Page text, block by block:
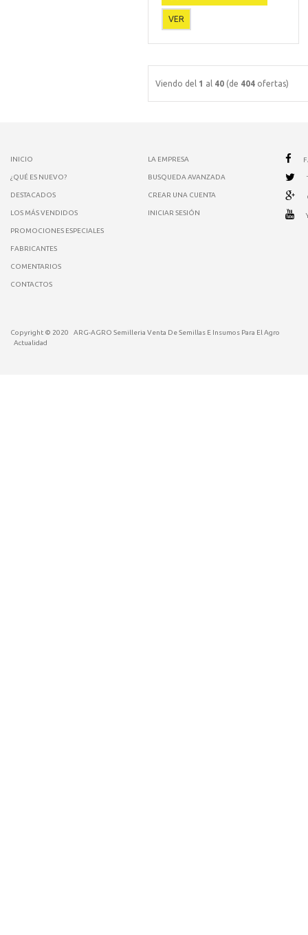
VER
Viendo del 1 al 40 (de 404 ofertas)
INICIO
¿QUÉ ES NUEVO?
DESTACADOS
LOS MÁS VENDIDOS
PROMOCIONES ESPECIALES
FABRICANTES
COMENTARIOS
CONTACTOS
LA EMPRESA
BUSQUEDA AVANZADA
CREAR UNA CUENTA
INICIAR SESIÓN
Copyright © 2020
ARG-AGRO Semilleria Venta De Semillas E Insumos Para El Agro
Actualidad